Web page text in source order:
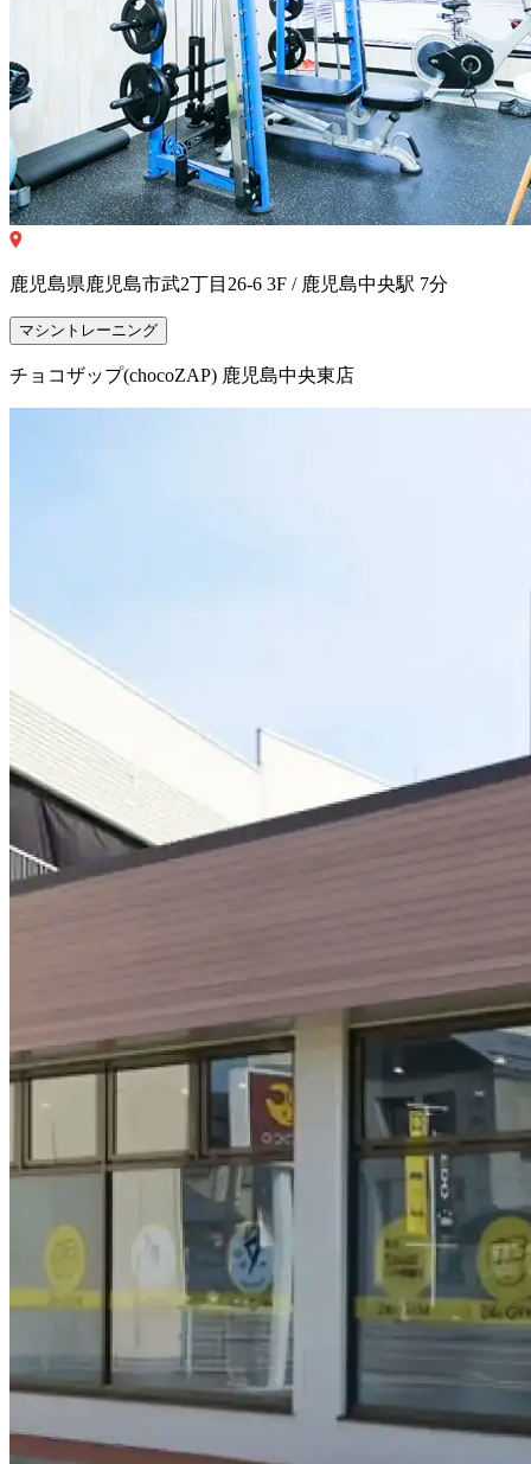
鹿児島県鹿児島市武2丁目26-6 3F / 鹿児島中央駅 7分
マシントレーニング
チョコザップ(chocoZAP) 鹿児島中央東店